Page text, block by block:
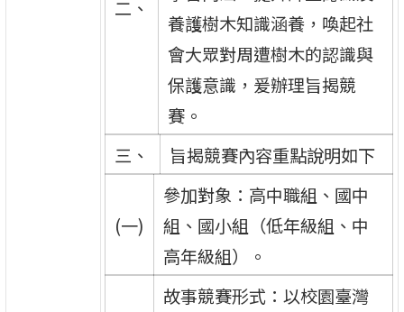
二、
養護樹木知識涵養，喚起社
會大眾對周遭樹木的認識與
保護意識，爰辦理旨揭競
賽。
三、
旨揭競賽內容重點說明如下
(一)
參加對象：高中職組、國中
組、國小組（低年級組、中
高年級組）。
故事競賽形式：以校園臺灣